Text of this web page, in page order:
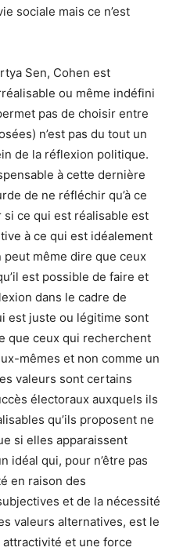
sociale mais ce n’est
Sen, Cohen est
ou même indéfini
pas de choisir entre
n’est pas du tout un
de la réflexion politique.
à cette dernière
de ne réfléchir qu’à ce
ce qui est réalisable est
à ce qui est idéalement
peut même dire que ceux
est possible de faire et
dans le cadre de
est juste ou légitime sont
que ceux qui recherchent
mêmes et non comme un
valeurs sont certains
électoraux auxquels ils
qu’ils proposent ne
si elles apparaissent
idéal qui, pour n’être pas
en raison des
et de la nécessité
valeurs alternatives, est le
et une force